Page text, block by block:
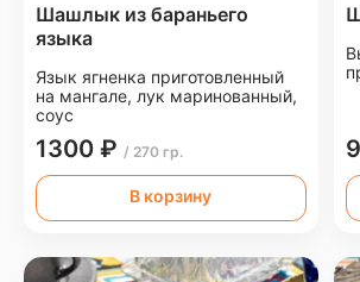
Шашлык из бараньего
языка
Язык ягненка приготовленный
на мангале, лук маринованный,
соус
1300 ₽ / 270 гр.
В корзину